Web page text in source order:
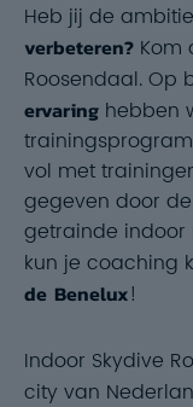
Heb jij de
verbeteren? Kom
Roosendaal. Op
ervaring hebben
vol met
gegeven door
getrainde indoor
kun je coaching
de Benelux!
Indoor Skydive
city van